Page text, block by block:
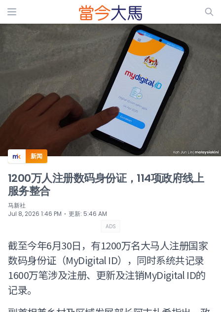
ADS
新闻
1200万人注册数码身份证，114项政府线上
服务整合
马新社
Jul 8, 2026 1:46 PM ⋅ 更新: 5:46 AM
ADS
截至今年6月30日，有1200万名大马人注册国家
数码身份证（MyDigital ID），同时系统共记录
1600万笔涉及注册、更新及注销MyDigital ID的
记录。